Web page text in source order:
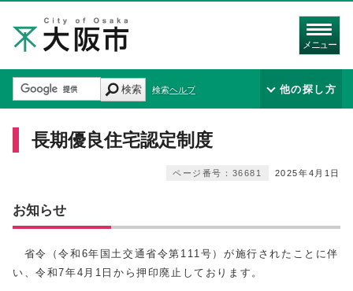
メニュー
検索 検索ヘルプ 他の探し方
長期優良住宅認定制度
2025年4月1日
ページ番号：36681
お知らせ
省令（令和6年国土交通省令第111号）が施行されたことに伴
い、令和7年4月1日から押印廃止しております。